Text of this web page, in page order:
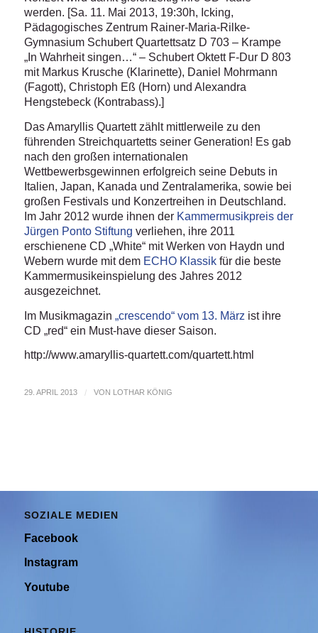
werden. [Sa. 11. Mai 2013, 19:30h, Icking,
Pädagogisches Zentrum Rainer-Maria-Rilke-
Gymnasium Schubert Quartettsatz D 703 – Krampe
„In Wahrheit singen…“ – Schubert Oktett F-Dur D 803
mit Markus Krusche (Klarinette), Daniel Mohrmann
(Fagott), Christoph Eß (Horn) und Alexandra
Hengstebeck (Kontrabass).]
Das Amaryllis Quartett zählt mittlerweile zu den
führenden Streichquartetts seiner Generation! Es gab
nach den großen internationalen
Wettbewerbsgewinnen erfolgreich seine Debuts in
Italien, Japan, Kanada und Zentralamerika, sowie bei
großen Festivals und Konzertreihen in Deutschland.
Im Jahr 2012 wurde ihnen der Kammermusikpreis der
Jürgen Ponto Stiftung verliehen, ihre 2011
erschienene CD „White“ mit Werken von Haydn und
Webern wurde mit dem ECHO Klassikfür die beste
Kammermusikeinspielung des Jahres 2012
ausgezeichnet.
Im Musikmagazin „crescendo“ vom 13. März ist ihre
CD „red“ ein Must-have dieser Saison.
http://www.amaryllis-quartett.com/quartett.html
29. APRIL 2013 / VON LOTHAR KÖNIG
SOZIALE MEDIEN
Facebook
Instagram
Youtube